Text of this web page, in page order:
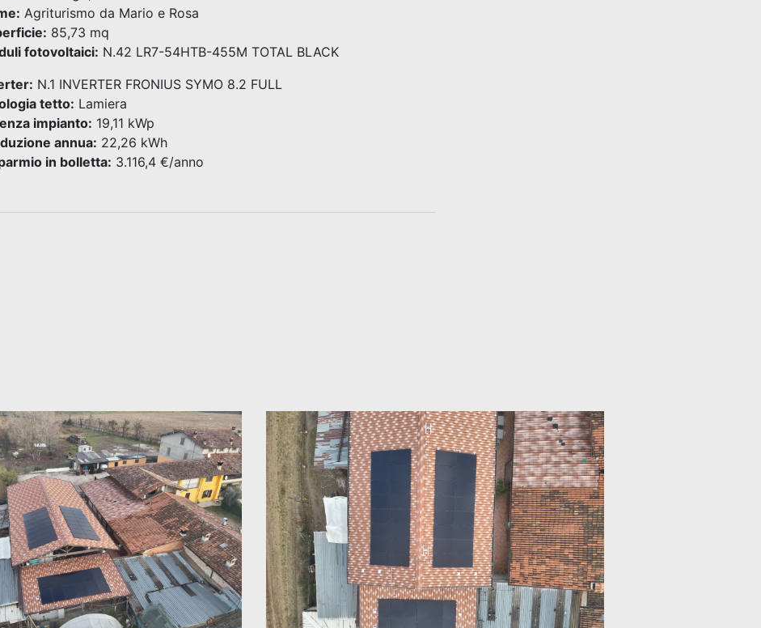
Agriturismo da Mario e Rosa
85,73 mq
fotovoltaici: N.42 LR7-54HTB-455M TOTAL BLACK
N.1 INVERTER FRONIUS SYMO 8.2 FULL
tetto: Lamiera
impianto: 19,11 kWp
annua: 22,26 kWh
in bolletta: 3.116,4 €/anno